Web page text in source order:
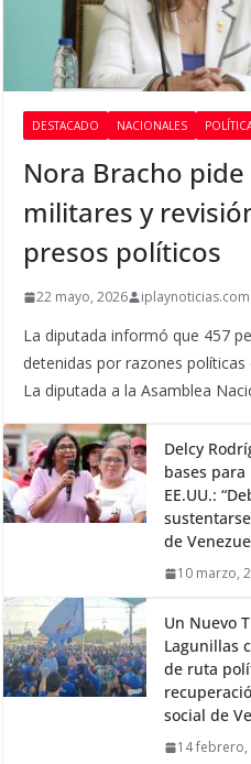
DESTACADO NACIONALES
Nora Bracho
militares y
presos políticos
22 mayo, 2026 iplaynoticias.com
La diputada informó que 457
detenidas por razones políticas
La diputada a la Asamblea
Delcy
bases para
EE.UU.:
de
10 marzo,
Un Nuevo
Lagunillas
de ruta
social de
14 febrero,